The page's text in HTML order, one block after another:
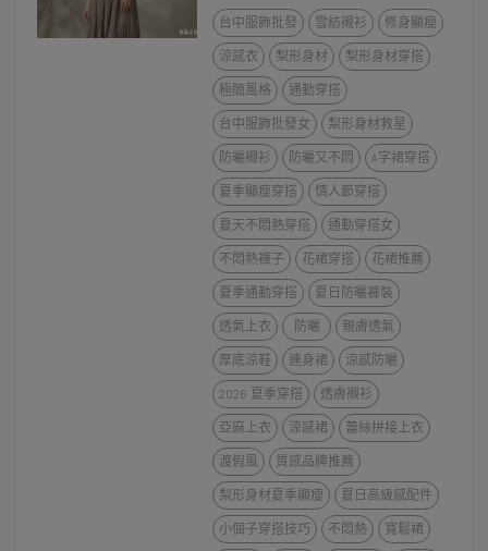
台中服飾批發 雪紡襯衫
修身顯瘦
涼感衣
梨形身材
梨形身材穿搭
極簡風格
通勤穿搭
台中服飾批發女
梨形身材救星
防曬襯衫
防曬又不悶
A字裙穿搭
夏季顯瘦穿搭
情人節穿搭
夏天不悶熱穿搭
通勤穿搭女
不悶熱褲子
花裙穿搭
花裙推薦
夏季通勤穿搭
夏日防曬褲裝
透氣上衣
防曬
親膚透氣
厚底涼鞋
連身裙
涼感防曬
2026 夏季穿搭
透膚襯衫
亞麻上衣
涼感裙
蕾絲拼接上衣
渡假風
質感品牌推薦
梨形身材夏季顯瘦
夏日高級感配件
小個子穿搭技巧
不悶熱 寬鬆裙